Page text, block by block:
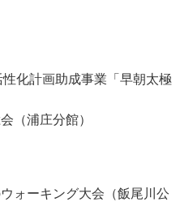
計画助成事業「早朝太極
浦庄分館）
ーキング大会（飯尾川公